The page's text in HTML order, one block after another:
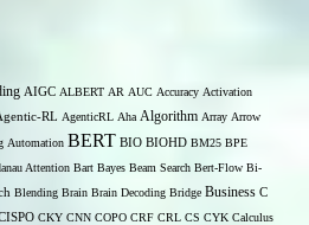
AIGC ALBERT AR AUC Accuracy Activation
RL AgenticRL Aha Algorithm Array Arrow
Automation BERT BIO BIOHD BM25 BPE
Attention Bart Bayes Beam Search Bert-Flow Bi-
Blending Brain Brain Decoding Bridge Business C
CKY CNN COPO CRF CRL CS CYK Calculus